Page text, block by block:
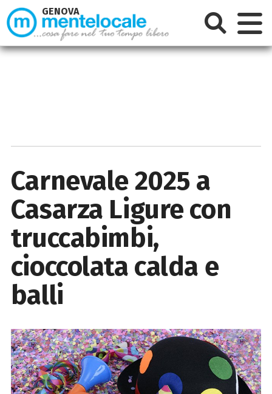
Carnevale 2025 a
Casarza Ligure con
truccabimbi,
cioccolata calda e
balli
GENOVA